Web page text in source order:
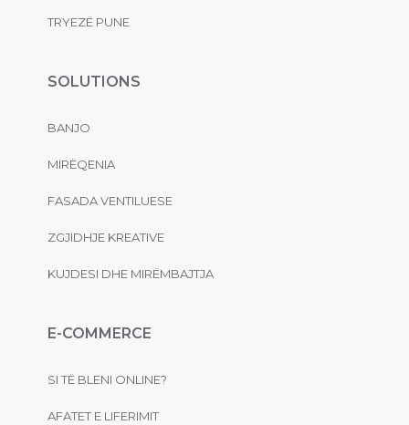
TRYEZË PUNE
SOLUTIONS
BANJO
MIRËQENIA
FASADA VENTILUESE
ZGJIDHJE KREATIVE
KUJDESI DHE MIRËMBAJTJA
E-COMMERCE
SI TË BLENI ONLINE?
AFATET E LIFERIMIT